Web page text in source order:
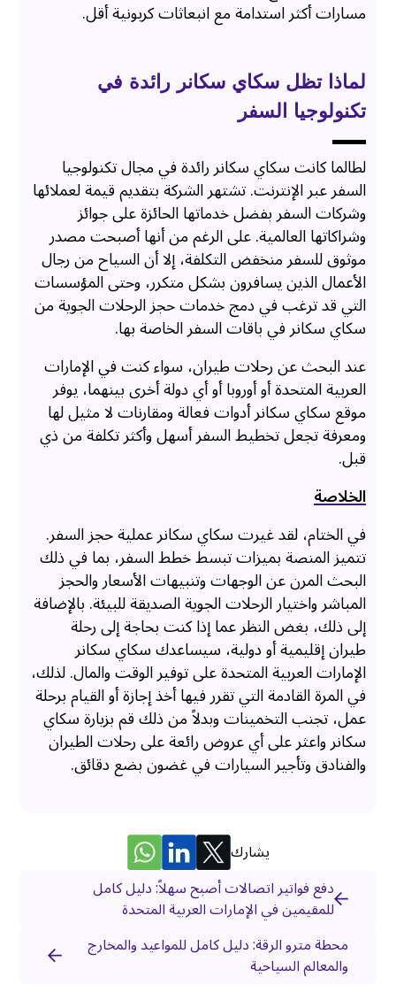
مسارات أكثر استدامة مع انبعاثات كربونية أقل.
لماذا تظل سكاي سكانر رائدة في
تكنولوجيا السفر
لطالما كانت سكاي سكانر رائدة في مجال تكنولوجيا
السفر عبر الإنترنت. تشتهر الشركة بتقديم قيمة لعملائها
وشركات السفر بفضل خدماتها الحائزة على جوائز
وشراكاتها العالمية. على الرغم من أنها أصبحت مصدر
موثوق للسفر منخفض التكلفة، إلا أن السياح من رجال
الأعمال الذين يسافرون بشكل متكرر، وحتى المؤسسات
التي قد ترغب في دمج خدمات حجز الرحلات الجوية من
سكاي سكانر في باقات السفر الخاصة بها.
عند البحث عن رحلات طيران، سواء كنت في الإمارات
العربية المتحدة أو أوروبا أو أي دولة أخرى بينهما، يوفر
موقع سكاي سكانر أدوات فعالة ومقارنات لا مثيل لها
ومعرفة تجعل تخطيط السفر أسهل وأكثر تكلفة من ذي
قبل.
الخلاصة
في الختام، لقد غيرت سكاي سكانر عملية حجز السفر.
تتميز المنصة بميزات تبسط خطط السفر، بما في ذلك
البحث المرن عن الوجهات وتنبيهات الأسعار والحجز
المباشر واختيار الرحلات الجوية الصديقة للبيئة. بالإضافة
إلى ذلك، بغض النظر عما إذا كنت بحاجة إلى رحلة
طيران إقليمية أو دولية، سيساعدك سكاي سكانر
الإمارات العربية المتحدة على توفير الوقت والمال. لذلك،
في المرة القادمة التي تقرر فيها أخذ إجازة أو القيام برحلة
عمل، تجنب التخمينات وبدلاً من ذلك قم بزيارة سكاي
سكانر واعثر على أي عروض رائعة على رحلات الطيران
والفنادق وتأجير السيارات في غضون بضع دقائق.
يشارك
دفع فواتير اتصالات أصبح سهلاً: دليل كامل
للمقيمين في الإمارات العربية المتحدة
محطة مترو الرقة: دليل كامل للمواعيد والمخارج
والمعالم السياحية